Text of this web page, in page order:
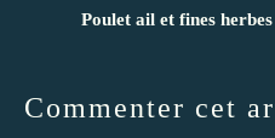
Poulet ail et fines
Commenter cet